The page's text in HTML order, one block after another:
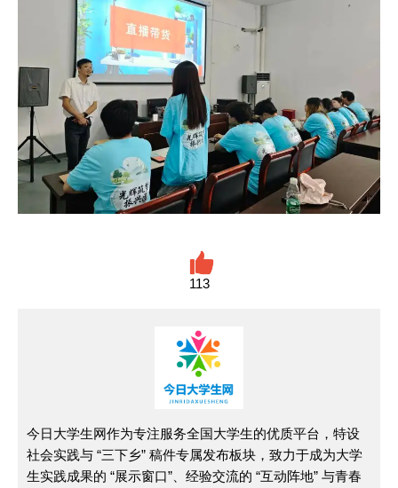
113
今日大学生网作为专注服务全国大学生的优质平台，特设
社会实践与 “三下乡” 稿件专属发布板块，致力于成为大学
生实践成果的 “展示窗口”、经验交流的 “互动阵地” 与青春